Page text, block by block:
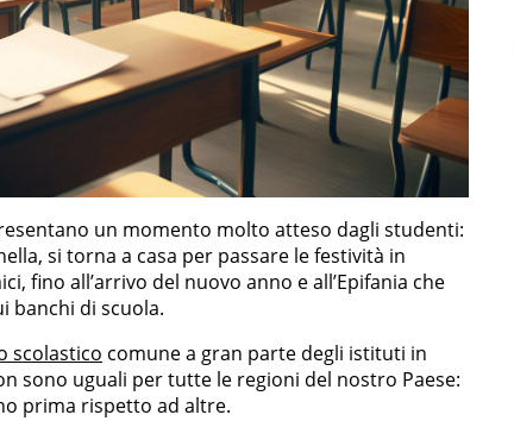
un momento molto atteso dagli studenti:
si torna a casa per passare le festività in
fino all’arrivo del nuovo anno e all’Epifania che
banchi di scuola.
scolastico comune a gran parte degli istituti in
sono uguali per tutte le regioni del nostro Paese:
prima rispetto ad altre.